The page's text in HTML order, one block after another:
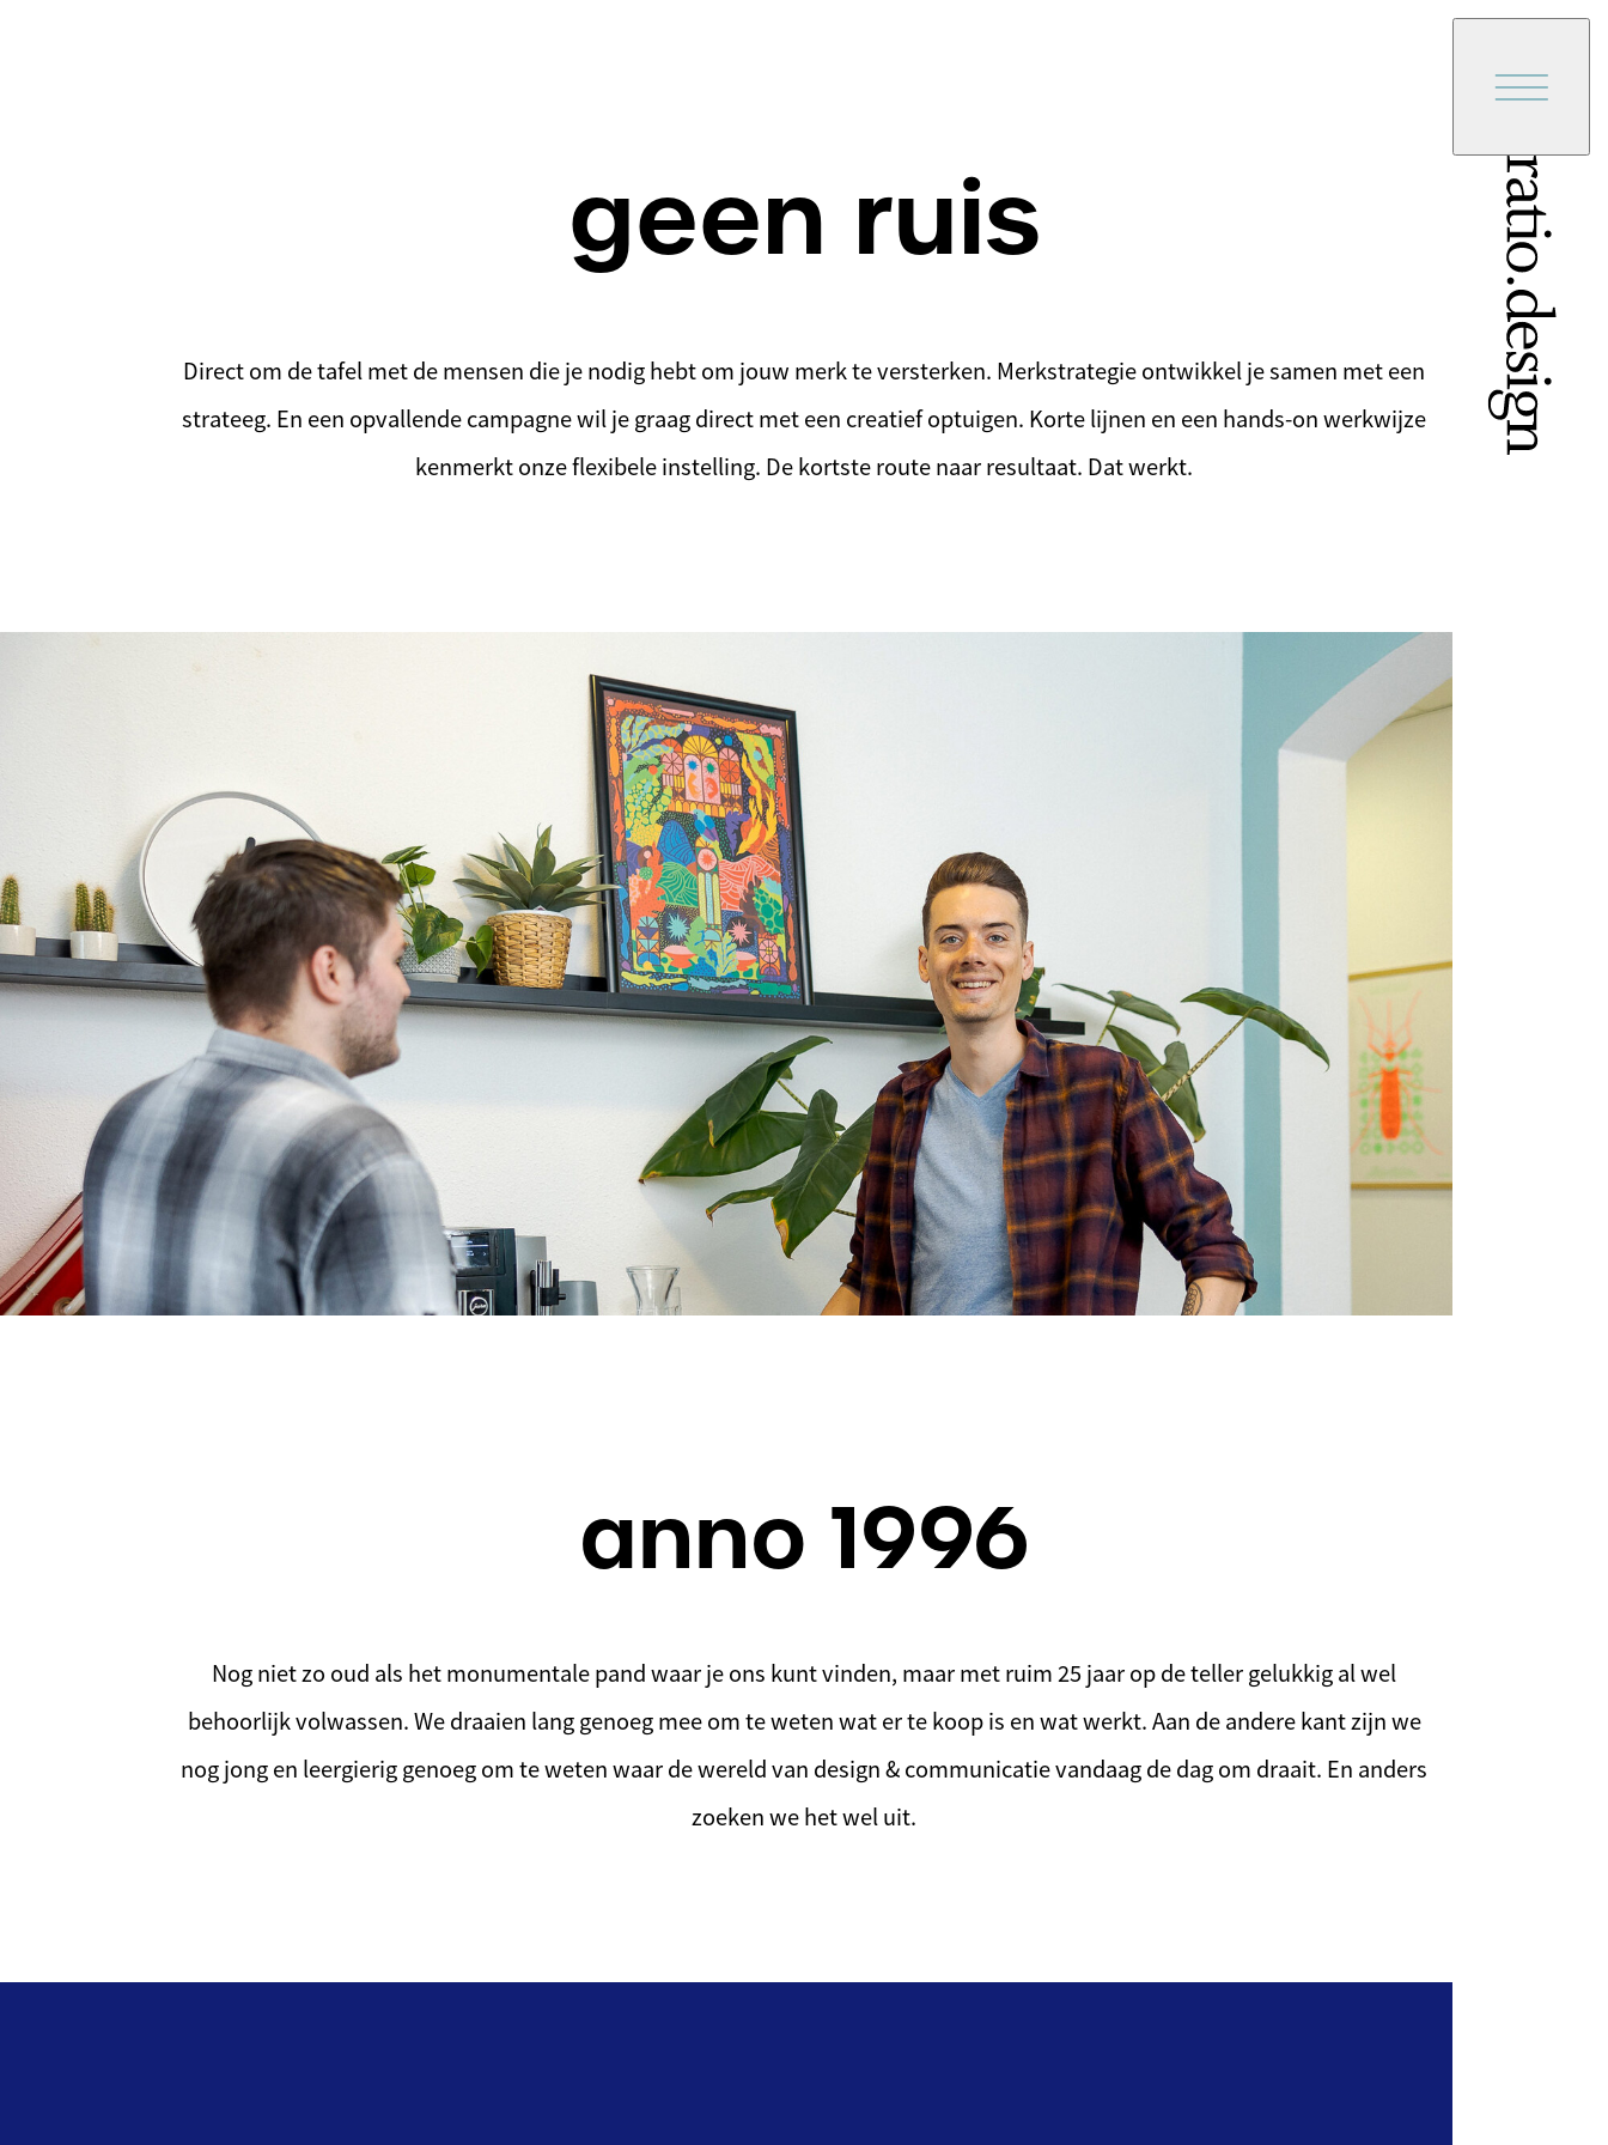
geen ruis
Direct om de tafel met de mensen die je nodig hebt om jouw merk te versterken. Merkstrategie ontwikkel je samen met een
strateeg. En een opvallende campagne wil je graag direct met een creatief optuigen. Korte lijnen en een hands-on werkwijze
kenmerkt onze flexibele instelling. De kortste route naar resultaat. Dat werkt.
anno 1996
Nog niet zo oud als het monumentale pand waar je ons kunt vinden, maar met ruim 25 jaar op de teller gelukkig al wel
behoorlijk volwassen. We draaien lang genoeg mee om te weten wat er te koop is en wat werkt. Aan de andere kant zijn we
nog jong en leergierig genoeg om te weten waar de wereld van design & communicatie vandaag de dag om draait. En anders
zoeken we het wel uit.